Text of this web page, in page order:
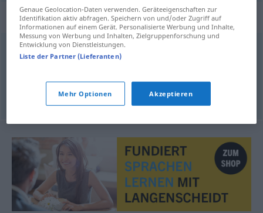
Synonyme für "Nepp"
Täuschung,Gaunerei,Betrug
© OpenThesaurus.de
Genaue Geolocation-Daten verwenden. Geräteeigenschaften zur
Identifikation aktiv abfragen. Speichern von und/oder Zugriff auf
Informationen auf einem Gerät. Personalisierte Werbung und Inhalte,
Messung von Werbung und Inhalten, Zielgruppenforschung und
Entwicklung von Dienstleistungen.
Liste der Partner (Lieferanten)
Mehr Optionen Akzeptieren